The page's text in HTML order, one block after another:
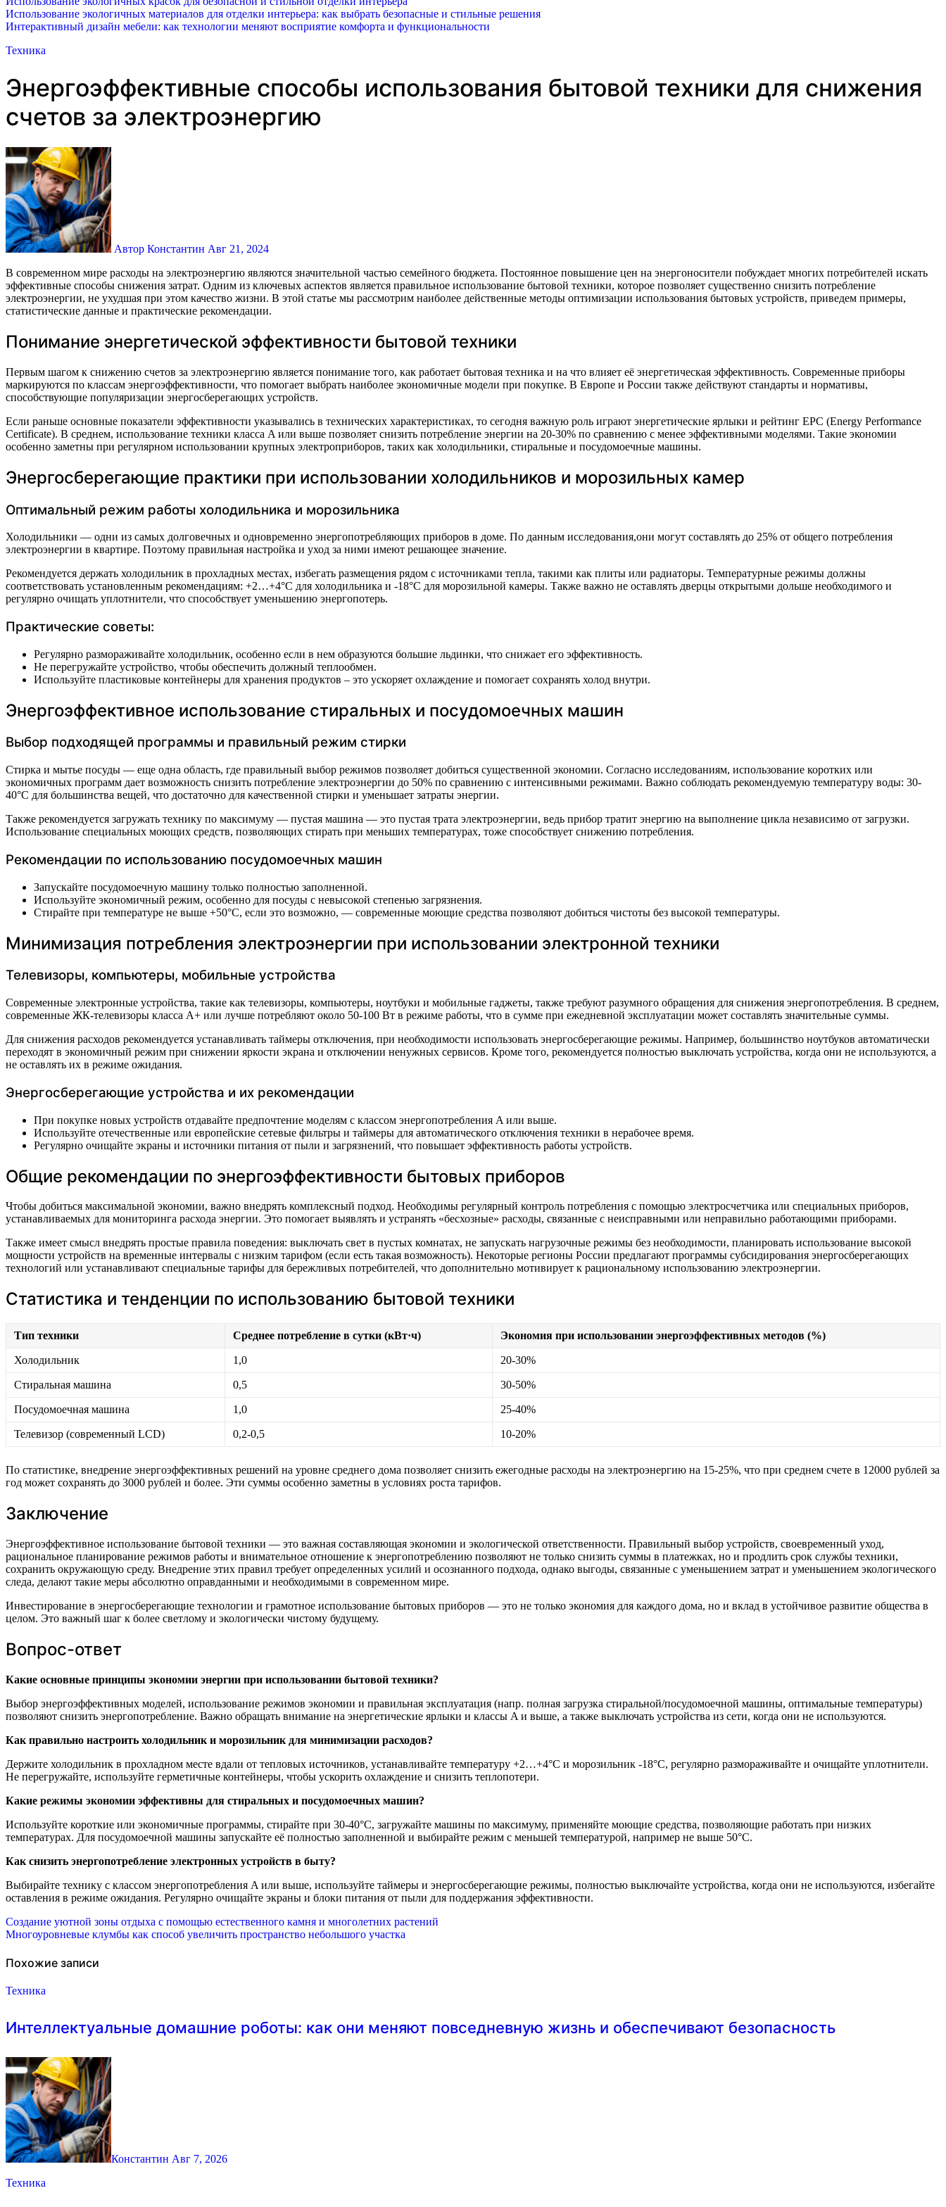
Использование экологичных материалов для отделки интерьера: как выбрать безопасные и стильные решения
Интерактивный дизайн мебели: как технологии меняют восприятие комфорта и функциональности
Техника
Энергоэффективные способы использования бытовой техники для снижения
счетов за электроэнергию
Автор Константин Авг 21, 2024
В современном мире расходы на электроэнергию являются значительной частью семейного бюджета. Постоянное повышение цен на энергоносители побуждает многих потребителей искать
эффективные способы снижения затрат. Одним из ключевых аспектов является правильное использование бытовой техники, которое позволяет существенно снизить потребление
электроэнергии, не ухудшая при этом качество жизни. В этой статье мы рассмотрим наиболее действенные методы оптимизации использования бытовых устройств, приведем примеры,
статистические данные и практические рекомендации.
Понимание энергетической эффективности бытовой техники
Первым шагом к снижению счетов за электроэнергию является понимание того, как работает бытовая техника и на что влияет её энергетическая эффективность. Современные приборы
маркируются по классам энергоэффективности, что помогает выбрать наиболее экономичные модели при покупке. В Европе и России также действуют стандарты и нормативы,
способствующие популяризации энергосберегающих устройств.
Если раньше основные показатели эффективности указывались в технических характеристиках, то сегодня важную роль играют энергетические ярлыки и рейтинг EPC (Energy Performance
Certificate). В среднем, использование техники класса A или выше позволяет снизить потребление энергии на 20-30% по сравнению с менее эффективными моделями. Такие экономии
особенно заметны при регулярном использовании крупных электроприборов, таких как холодильники, стиральные и посудомоечные машины.
Энергосберегающие практики при использовании холодильников и морозильных камер
Оптимальный режим работы холодильника и морозильника
Холодильники — одни из самых долговечных и одновременно энергопотребляющих приборов в доме. По данным исследования,они могут составлять до 25% от общего потребления
электроэнергии в квартире. Поэтому правильная настройка и уход за ними имеют решающее значение.
Рекомендуется держать холодильник в прохладных местах, избегать размещения рядом с источниками тепла, такими как плиты или радиаторы. Температурные режимы должны
соответствовать установленным рекомендациям: +2…+4°C для холодильника и -18°C для морозильной камеры. Также важно не оставлять дверцы открытыми дольше необходимого и
регулярно очищать уплотнители, что способствует уменьшению энергопотерь.
Практические советы:
Регулярно размораживайте холодильник, особенно если в нем образуются большие льдинки, что снижает его эффективность.
Не перегружайте устройство, чтобы обеспечить должный теплообмен.
Используйте пластиковые контейнеры для хранения продуктов – это ускоряет охлаждение и помогает сохранять холод внутри.
Энергоэффективное использование стиральных и посудомоечных машин
Выбор подходящей программы и правильный режим стирки
Стирка и мытье посуды — еще одна область, где правильный выбор режимов позволяет добиться существенной экономии. Согласно исследованиям, использование коротких или
экономичных программ дает возможность снизить потребление электроэнергии до 50% по сравнению с интенсивными режимами. Важно соблюдать рекомендуемую температуру воды: 30-
40°C для большинства вещей, что достаточно для качественной стирки и уменьшает затраты энергии.
Также рекомендуется загружать технику по максимуму — пустая машина — это пустая трата электроэнергии, ведь прибор тратит энергию на выполнение цикла независимо от загрузки.
Использование специальных моющих средств, позволяющих стирать при меньших температурах, тоже способствует снижению потребления.
Рекомендации по использованию посудомоечных машин
Запускайте посудомоечную машину только полностью заполненной.
Используйте экономичный режим, особенно для посуды с невысокой степенью загрязнения.
Стирайте при температуре не выше +50°C, если это возможно, — современные моющие средства позволяют добиться чистоты без высокой температуры.
Минимизация потребления электроэнергии при использовании электронной техники
Телевизоры, компьютеры, мобильные устройства
Современные электронные устройства, такие как телевизоры, компьютеры, ноутбуки и мобильные гаджеты, также требуют разумного обращения для снижения энергопотребления. В среднем,
современные ЖК-телевизоры класса A+ или лучше потребляют около 50-100 Вт в режиме работы, что в сумме при ежедневной эксплуатации может составлять значительные суммы.
Для снижения расходов рекомендуется устанавливать таймеры отключения, при необходимости использовать энергосберегающие режимы. Например, большинство ноутбуков автоматически
переходят в экономичный режим при снижении яркости экрана и отключении ненужных сервисов. Кроме того, рекомендуется полностью выключать устройства, когда они не используются, а
не оставлять их в режиме ожидания.
Энергосберегающие устройства и их рекомендации
При покупке новых устройств отдавайте предпочтение моделям с классом энергопотребления A или выше.
Используйте отечественные или европейские сетевые фильтры и таймеры для автоматического отключения техники в нерабочее время.
Регулярно очищайте экраны и источники питания от пыли и загрязнений, что повышает эффективность работы устройств.
Общие рекомендации по энергоэффективности бытовых приборов
Чтобы добиться максимальной экономии, важно внедрять комплексный подход. Необходимы регулярный контроль потребления с помощью электросчетчика или специальных приборов,
устанавливаемых для мониторинга расхода энергии. Это помогает выявлять и устранять «бесхозные» расходы, связанные с неисправными или неправильно работающими приборами.
Также имеет смысл внедрять простые правила поведения: выключать свет в пустых комнатах, не запускать нагрузочные режимы без необходимости, планировать использование высокой
мощности устройств на временные интервалы с низким тарифом (если есть такая возможность). Некоторые регионы России предлагают программы субсидирования энергосберегающих
технологий или устанавливают специальные тарифы для бережливых потребителей, что дополнительно мотивирует к рациональному использованию электроэнергии.
Статистика и тенденции по использованию бытовой техники
Тип техники Среднее потребление в сутки (кВт·ч) Экономия при использовании энергоэффективных методов (%)
Холодильник 1,0 20-30%
Стиральная машина 0,5 30-50%
Посудомоечная машина 1,0 25-40%
Телевизор (современный LCD) 0,2-0,5 10-20%
По статистике, внедрение энергоэффективных решений на уровне среднего дома позволяет снизить ежегодные расходы на электроэнергию на 15-25%, что при среднем счете в 12000 рублей за
год может сохранять до 3000 рублей и более. Эти суммы особенно заметны в условиях роста тарифов.
Заключение
Энергоэффективное использование бытовой техники — это важная составляющая экономии и экологической ответственности. Правильный выбор устройств, своевременный уход,
рациональное планирование режимов работы и внимательное отношение к энергопотреблению позволяют не только снизить суммы в платежках, но и продлить срок службы техники,
сохранить окружающую среду. Внедрение этих правил требует определенных усилий и осознанного подхода, однако выгоды, связанные с уменьшением затрат и уменьшением экологического
следа, делают такие меры абсолютно оправданными и необходимыми в современном мире.
Инвестирование в энергосберегающие технологии и грамотное использование бытовых приборов — это не только экономия для каждого дома, но и вклад в устойчивое развитие общества в
целом. Это важный шаг к более светлому и экологически чистому будущему.
Вопрос-ответ
Какие основные принципы экономии энергии при использовании бытовой техники?
Выбор энергоэффективных моделей, использование режимов экономии и правильная эксплуатация (напр. полная загрузка стиральной/посудомоечной машины, оптимальные температуры)
позволяют снизить энергопотребление. Важно обращать внимание на энергетические ярлыки и классы A и выше, а также выключать устройства из сети, когда они не используются.
Как правильно настроить холодильник и морозильник для минимизации расходов?
Держите холодильник в прохладном месте вдали от тепловых источников, устанавливайте температуру +2…+4°C и морозильник -18°C, регулярно размораживайте и очищайте уплотнители.
Не перегружайте, используйте герметичные контейнеры, чтобы ускорить охлаждение и снизить теплопотери.
Какие режимы экономии эффективны для стиральных и посудомоечных машин?
Используйте короткие или экономичные программы, стирайте при 30-40°C, загружайте машины по максимуму, применяйте моющие средства, позволяющие работать при низких
температурах. Для посудомоечной машины запускайте её полностью заполненной и выбирайте режим с меньшей температурой, например не выше 50°C.
Как снизить энергопотребление электронных устройств в быту?
Выбирайте технику с классом энергопотребления A или выше, используйте таймеры и энергосберегающие режимы, полностью выключайте устройства, когда они не используются, избегайте
оставления в режиме ожидания. Регулярно очищайте экраны и блоки питания от пыли для поддержания эффективности.
Навигация
записям
Создание уютной зоны отдыха с помощью естественного камня и многолетних растений
Многоуровневые клумбы как способ увеличить пространство небольшого участка
Похожие записи
Техника
Интеллектуальные домашние роботы: как они меняют повседневную жизнь и обеспечивают безопасность
Константин Авг 7, 2026
Техника